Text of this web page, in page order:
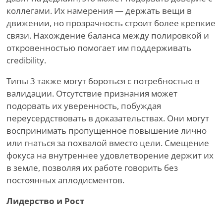
коллегами. Их намерения — держать вещи в
движении, но прозрачность строит более крепкие
связи. Нахождение баланса между полировкой и
откровенностью помогает им поддерживать
credibility.
Типы 3 также могут бороться с потребностью в
валидации. Отсутствие признания может
подорвать их уверенность, побуждая
переусердствовать в доказательствах. Они могут
воспринимать пропущенное повышение лично
или гнаться за похвалой вместо цели. Смещение
фокуса на внутреннее удовлетворение держит их
в земле, позволяя их работе говорить без
постоянных аплодисментов.
Лидерство и Рост